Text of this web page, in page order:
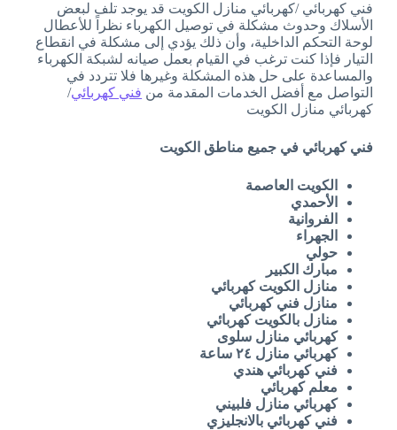
فني كهربائي /كهربائي منازل الكويت قد يوجد تلف لبعض
الأسلاك وحدوث مشكلة في توصيل الكهرباء نظراً للأعطال
لوحة التحكم الداخلية، وأن ذلك يؤدي إلى مشكلة في انقطاع
التيار فإذا كنت ترغب في القيام بعمل صيانه لشبكة الكهرباء
والمساعدة على حل هذه المشكلة وغيرها فلا تتردد في
التواصل مع أفضل الخدمات المقدمة من فني كهربائي/
كهربائي منازل الكويت
فني كهربائي في جميع مناطق الكويت
الكويت العاصمة
الأحمدي
الفروانية
الجهراء
حولي
مبارك الكبير
منازل الكويت كهربائي
منازل فني كهربائي
منازل بالكويت كهربائي
كهربائي منازل سلوى
كهربائي منازل ٢٤ ساعة
فني كهربائي هندي
معلم كهربائي
كهربائي منازل فلبيني
فني كهربائي بالانجليزي